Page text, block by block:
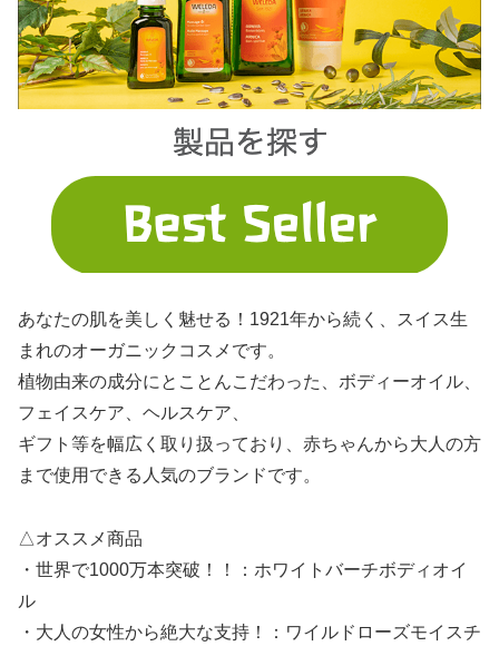
あなたの肌を美しく魅せる！1921年から続く、スイス生
まれのオーガニックコスメです。
植物由来の成分にとことんこだわった、ボディーオイル、
フェイスケア、ヘルスケア、
ギフト等を幅広く取り扱っており、赤ちゃんから大人の方
まで使用できる人気のブランドです。
△オススメ商品
・世界で1000万本突破！！：ホワイトバーチボディオイ
ル
・大人の女性から絶大な支持！：ワイルドローズモイスチ